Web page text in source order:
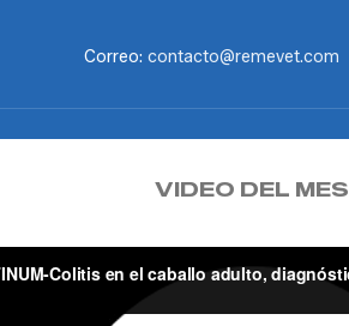
Correo: contacto@remevet.com
VIDEO DEL MES